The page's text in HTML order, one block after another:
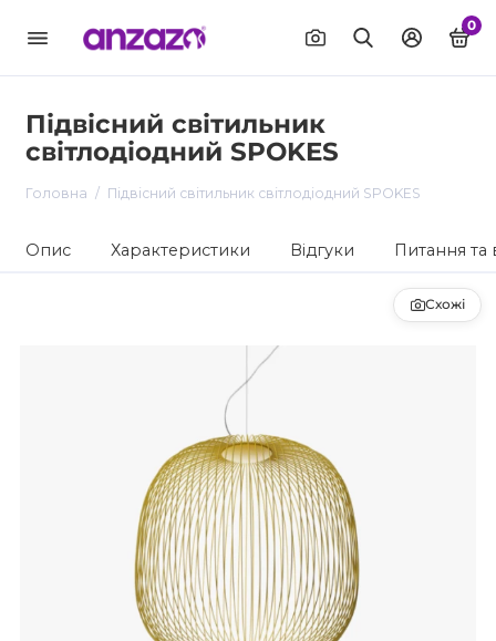
0
Підвісний світильник
світлодіодний SPOKES
Головна Підвісний світильник світлодіодний SPOKES
Опис Характеристики Відгуки Питання та
Схожі